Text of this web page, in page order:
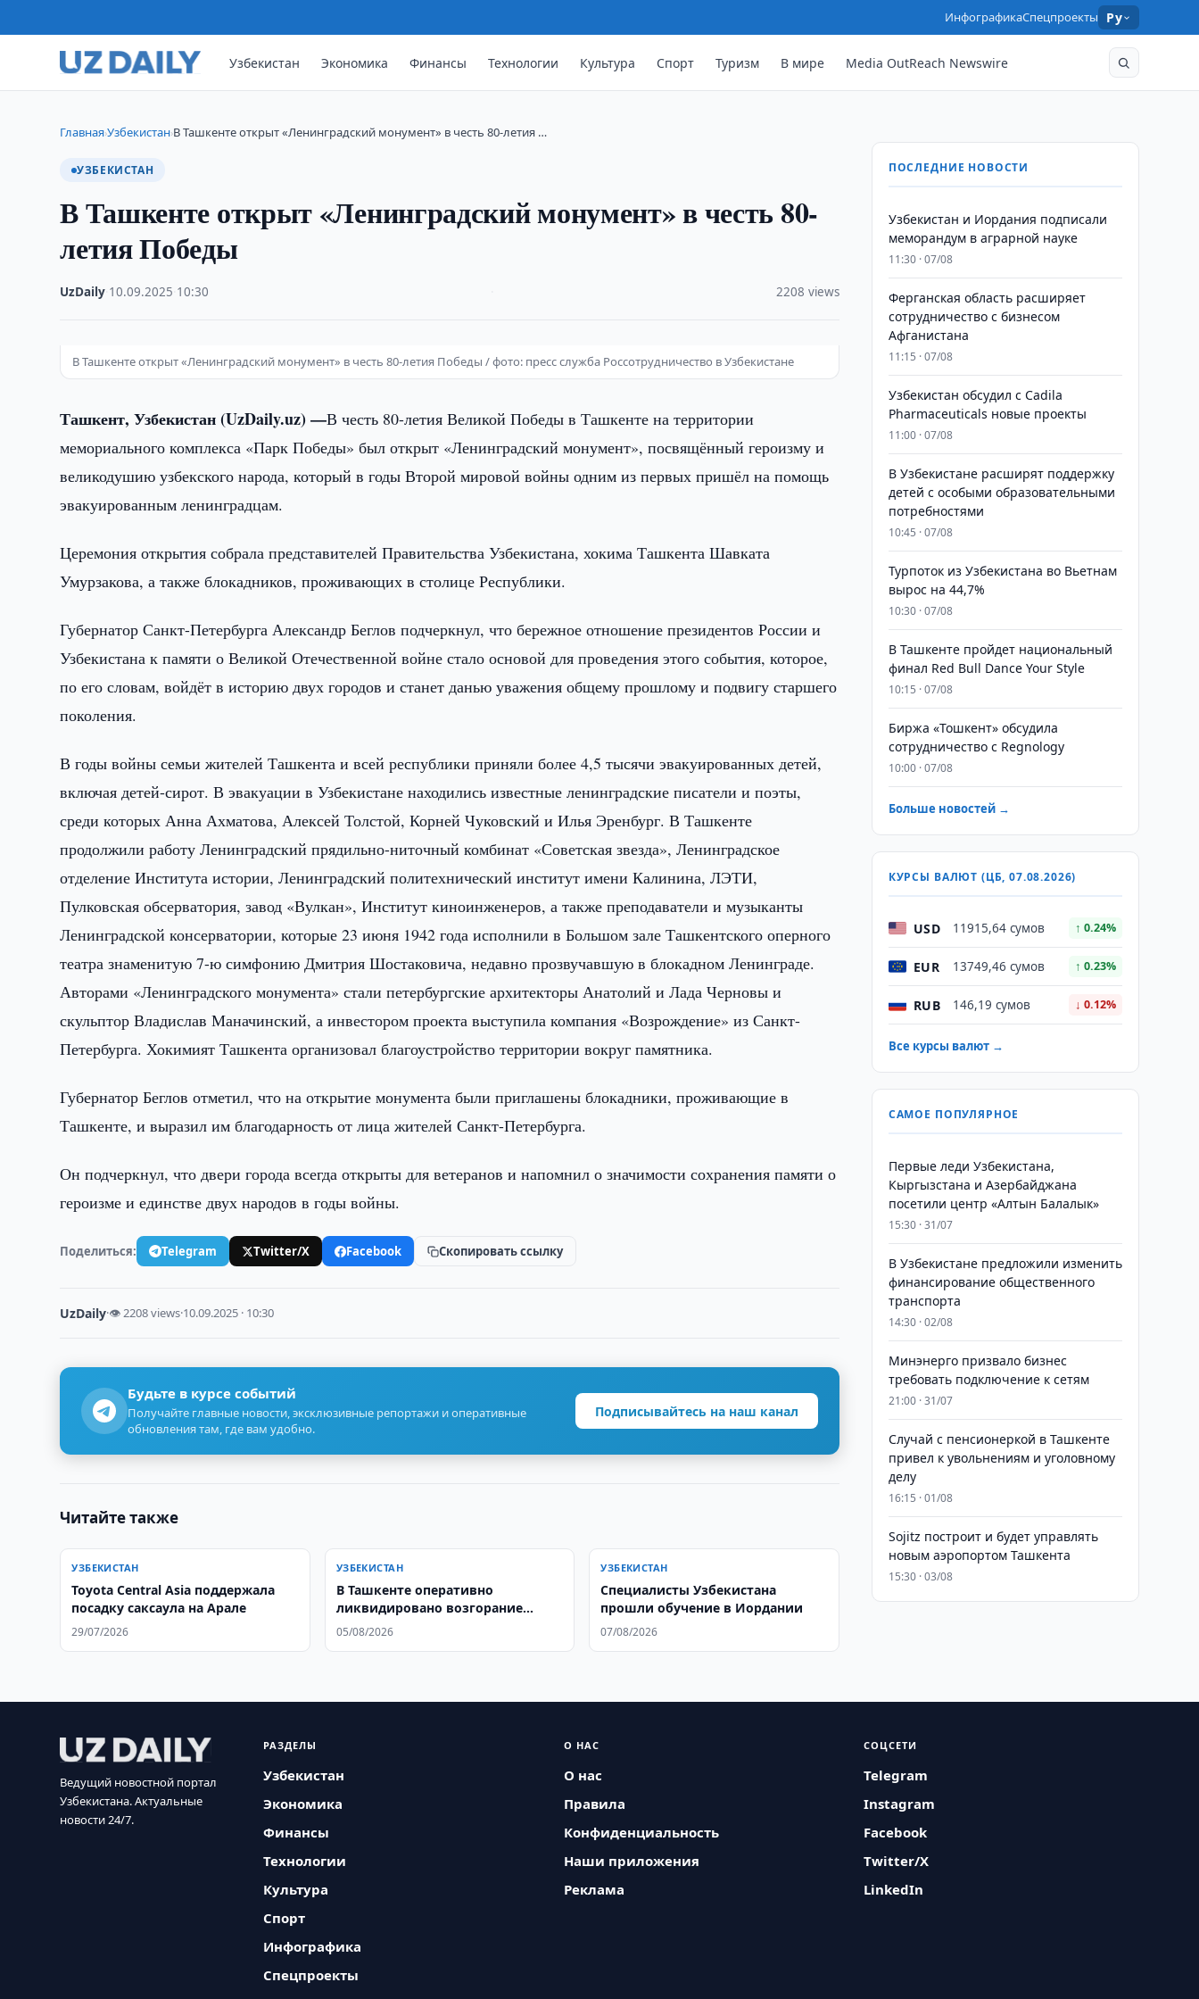
ИнфографикаСпецпроекты Ру
Узбекистан Экономика Финансы Технологии Культура Спорт Туризм В мире Media OutReach Newswire
Главная›Узбекистан›В Ташкенте открыт «Ленинградский монумент» в честь 80-летия …
УЗБЕКИСТАН
В Ташкенте открыт «Ленинградский монумент» в честь 80-
летия Победы
UzDaily 10.09.2025 10:30 2208 views
В Ташкенте открыт «Ленинградский монумент» в честь 80-летия Победы / фото: пресс служба Россотрудничество в Узбекистане
Ташкент, Узбекистан (UzDaily.uz) —В честь 80-летия Великой Победы в Ташкенте на территории
мемориального комплекса «Парк Победы» был открыт «Ленинградский монумент», посвящённый героизму и
великодушию узбекского народа, который в годы Второй мировой войны одним из первых пришёл на помощь
эвакуированным ленинградцам.
Церемония открытия собрала представителей Правительства Узбекистана, хокима Ташкента Шавката
Умурзакова, а также блокадников, проживающих в столице Республики.
Губернатор Санкт-Петербурга Александр Беглов подчеркнул, что бережное отношение президентов России и
Узбекистана к памяти о Великой Отечественной войне стало основой для проведения этого события, которое,
по его словам, войдёт в историю двух городов и станет данью уважения общему прошлому и подвигу старшего
поколения.
В годы войны семьи жителей Ташкента и всей республики приняли более 4,5 тысячи эвакуированных детей,
включая детей-сирот. В эвакуации в Узбекистане находились известные ленинградские писатели и поэты,
среди которых Анна Ахматова, Алексей Толстой, Корней Чуковский и Илья Эренбург. В Ташкенте
продолжили работу Ленинградский прядильно-ниточный комбинат «Советская звезда», Ленинградское
отделение Института истории, Ленинградский политехнический институт имени Калинина, ЛЭТИ,
Пулковская обсерватория, завод «Вулкан», Институт киноинженеров, а также преподаватели и музыканты
Ленинградской консерватории, которые 23 июня 1942 года исполнили в Большом зале Ташкентского оперного
театра знаменитую 7-ю симфонию Дмитрия Шостаковича, недавно прозвучавшую в блокадном Ленинграде.
Авторами «Ленинградского монумента» стали петербургские архитекторы Анатолий и Лада Черновы и
скульптор Владислав Маначинский, а инвестором проекта выступила компания «Возрождение» из Санкт-
Петербурга. Хокимият Ташкента организовал благоустройство территории вокруг памятника.
Губернатор Беглов отметил, что на открытие монумента были приглашены блокадники, проживающие в
Ташкенте, и выразил им благодарность от лица жителей Санкт-Петербурга.
Он подчеркнул, что двери города всегда открыты для ветеранов и напомнил о значимости сохранения памяти о
героизме и единстве двух народов в годы войны.
Поделиться: Telegram Twitter/X Facebook Скопировать ссылку
UzDaily·👁 2208 views·10.09.2025 · 10:30
Будьте в курсе событий
Получайте главные новости, эксклюзивные репортажи и оперативные
обновления там, где вам удобно.
Подписывайтесь на наш канал
Читайте также
УЗБЕКИСТАН
Toyota Central Asia поддержала
посадку саксаула на Арале
29/07/2026
УЗБЕКИСТАН
В Ташкенте оперативно
ликвидировано возгорание
дымохода кафе
05/08/2026
УЗБЕКИСТАН
Специалисты Узбекистана
прошли обучение в Иордании
07/08/2026
ПОСЛЕДНИЕ НОВОСТИ
Узбекистан и Иордания подписали
меморандум в аграрной науке
11:30 · 07/08
Ферганская область расширяет
сотрудничество с бизнесом
Афганистана
11:15 · 07/08
Узбекистан обсудил с Cadila
Pharmaceuticals новые проекты
11:00 · 07/08
В Узбекистане расширят поддержку
детей с особыми образовательными
потребностями
10:45 · 07/08
Турпоток из Узбекистана во Вьетнам
вырос на 44,7%
10:30 · 07/08
В Ташкенте пройдет национальный
финал Red Bull Dance Your Style
10:15 · 07/08
Биржа «Тошкент» обсудила
сотрудничество с Regnology
10:00 · 07/08
Больше новостей →
КУРСЫ ВАЛЮТ (ЦБ, 07.08.2026)
USD 11915,64 сумов ↑ 0.24%
EUR 13749,46 сумов ↑ 0.23%
RUB 146,19 сумов ↓ 0.12%
Все курсы валют →
САМОЕ ПОПУЛЯРНОЕ
Первые леди Узбекистана,
Кыргызстана и Азербайджана
посетили центр «Алтын Балалык»
15:30 · 31/07
В Узбекистане предложили изменить
финансирование общественного
транспорта
14:30 · 02/08
Минэнерго призвало бизнес
требовать подключение к сетям
21:00 · 31/07
Случай с пенсионеркой в Ташкенте
привел к увольнениям и уголовному
делу
16:15 · 01/08
Sojitz построит и будет управлять
новым аэропортом Ташкента
15:30 · 03/08
Ведущий новостной портал
Узбекистана. Актуальные
новости 24/7.
РАЗДЕЛЫ
Узбекистан
Экономика
Финансы
Технологии
Культура
Спорт
Инфографика
Спецпроекты
О НАС
О нас
Правила
Конфиденциальность
Наши приложения
Реклама
СОЦСЕТИ
Telegram
Instagram
Facebook
Twitter/X
LinkedIn